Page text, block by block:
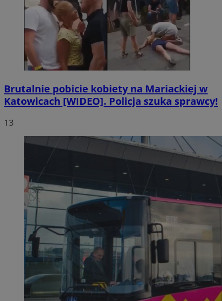
Brutalnie pobicie kobiety na Mariackiej w
Katowicach [WIDEO]. Policja szuka sprawcy!
13